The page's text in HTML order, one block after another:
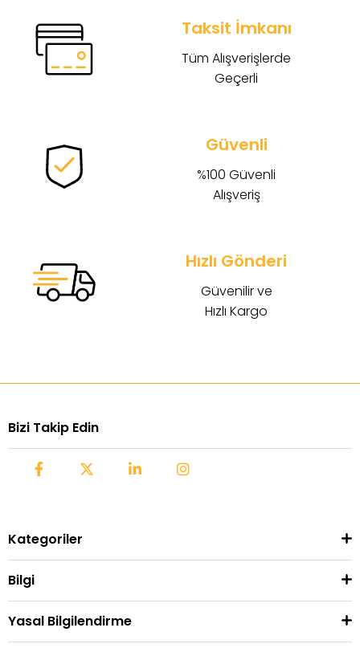
Taksit İmkanı
Tüm Alışverişlerde
Geçerli
Güvenli
%100 Güvenli
Alışveriş
Hızlı Gönderi
Güvenilir ve
Hızlı Kargo
Bizi Takip Edin
Kategoriler
Bilgi
Yasal Bilgilendirme